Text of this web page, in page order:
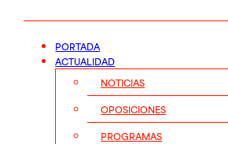
PORTADA
ACTUALIDAD
NOTICIAS
OPOSICIONES
PROGRAMAS